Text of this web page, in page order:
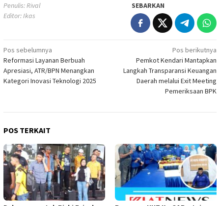
Penulis: Rival
Editor: Ikas
SEBARKAN
Navigasi
pos
Pos sebelumnya
Reformasi Layanan Berbuah
Apresiasi, ATR/BPN Menangkan
Kategori Inovasi Teknologi 2025
Pos berikutnya
Pemkot Kendari Mantapkan
Langkah Transparansi Keuangan
Daerah melalui Exit Meeting
Pemeriksaan BPK
POS TERKAIT